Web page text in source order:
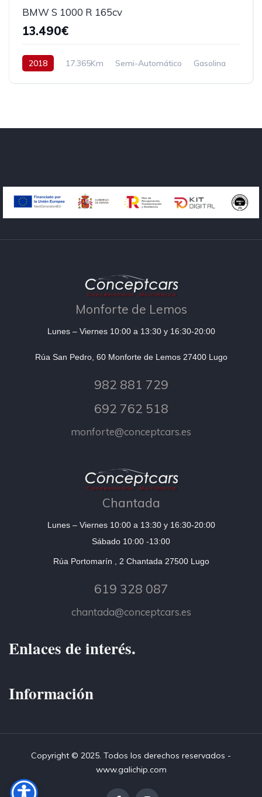
BMW S 1000 R 165cv
13.490€
2018 17.365Km Semi-Automático
Gasolina
Monforte de Lemos
Lunes – Viernes 10:00 a 13:30 y 16:30-20:00
Rúa San Pedro, 60 Monforte de Lemos 27400 Lugo
982 881 729
692 762 518
monforte@conceptcars.es
Chantada
Lunes – Viernes 10:00 a 13:30 y 16:30-20:00
Sábado 10:00 -13:00
Rúa Portomarín , 2 Chantada 27500 Lugo
619 328 087
chantada@conceptcars.es
Enlaces de interés.
Información
Copyright © 2025. Todos los derechos reservados -
www.galichip.com